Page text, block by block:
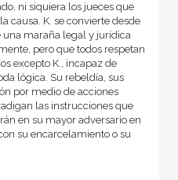
ni siquiera los jueces que
causa. K. se convierte desde
una maraña legal y jurídica
pero que todos respetan
excepto K., incapaz de
lógica. Su rebeldía, sus
por medio de acciones
las instrucciones que
en su mayor adversario en
su encarcelamiento o su